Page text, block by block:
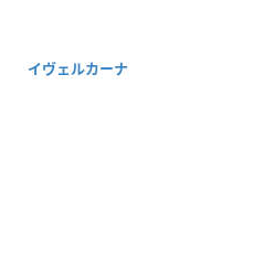
イヴェルカーナ